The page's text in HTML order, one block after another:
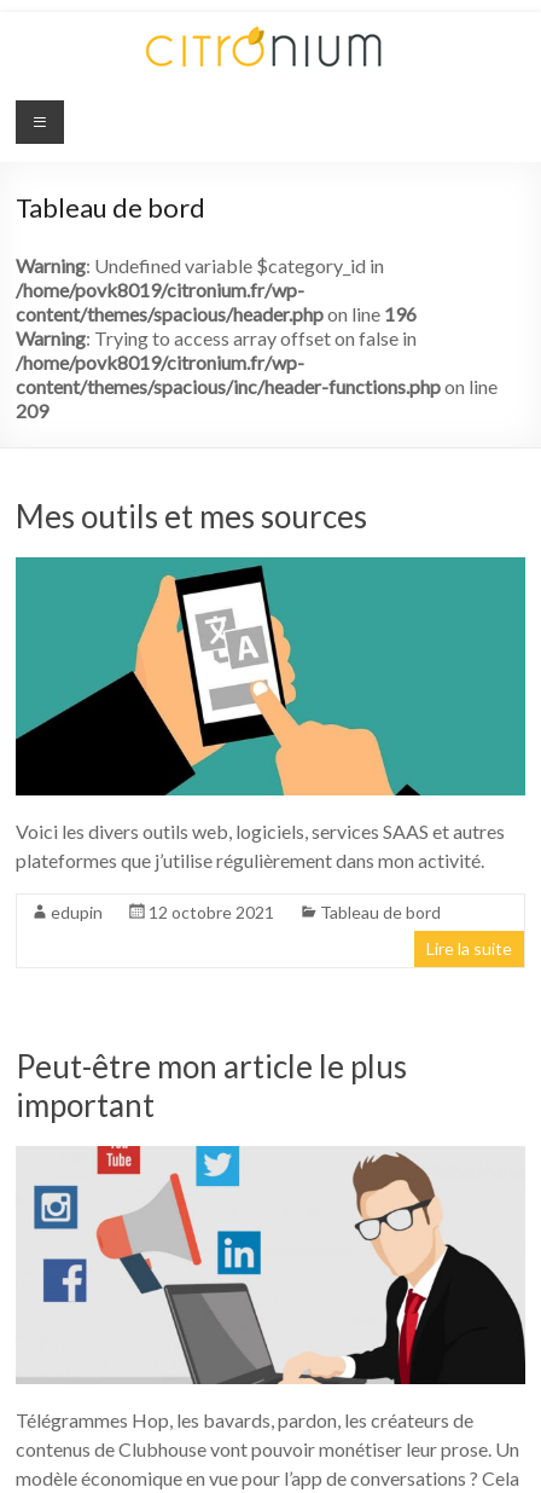
Citronium
Abonnez-
à
Tableau de bord
Warning: Undefined variable $category_id in
/home/povk8019/citronium.fr/wp-
content/themes/spacious/header.phpon line 196
Warning: Trying to access array offset on false in
/home/povk8019/citronium.fr/wp-
content/themes/spacious/inc/header-functions.phpon line
209
Mes outils et mes sources
Voici les divers outils web, logiciels, services SAAS et autres
plateformes que j’utilise régulièrement dans mon activité.
edupin 12 octobre 2021
Tableau de bord
Lire la suite
Peut-être mon article le plus
important
Télégrammes Hop, les bavards, pardon, les créateurs de
contenus de Clubhouse vont pouvoir monétiser leur prose. Un
modèle économique en vue pour l’app de conversations ? Cela